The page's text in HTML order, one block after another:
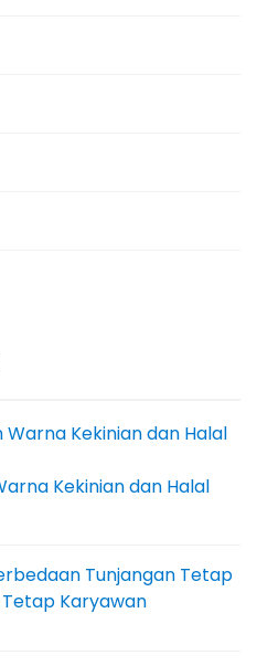
Kekinian dan Halal
Tunjangan Tetap
Karyawan